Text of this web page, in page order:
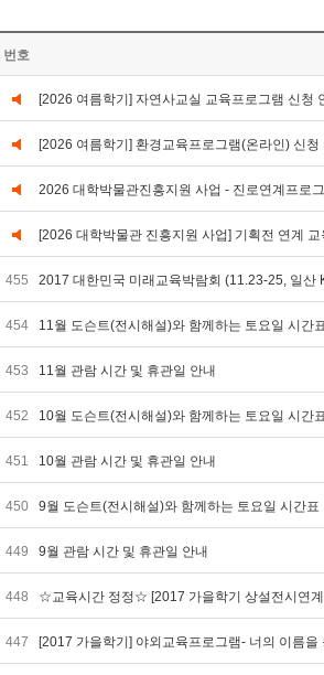
번호
[2026 여름학기] 자연사교실 교육프로그램 신청
[2026 여름학기] 환경교육프로그램(온라인) 신청
2026 대학박물관진흥지원 사업 - 진로연계프로
[2026 대학박물관 진흥지원 사업] 기획전 연계
455 2017 대한민국 미래교육박람회 (11.23-25, 일산
454 11월 도슨트(전시해설)와 함께하는 토요일 시간
453 11월 관람 시간 및 휴관일 안내
452 10월 도슨트(전시해설)와 함께하는 토요일 시간
451 10월 관람 시간 및 휴관일 안내
450 9월 도슨트(전시해설)와 함께하는 토요일 시간표
449 9월 관람 시간 및 휴관일 안내
448 ☆교육시간 정정☆ [2017 가을학기 상설전시연
447 [2017 가을학기] 야외교육프로그램- 너의 이름을